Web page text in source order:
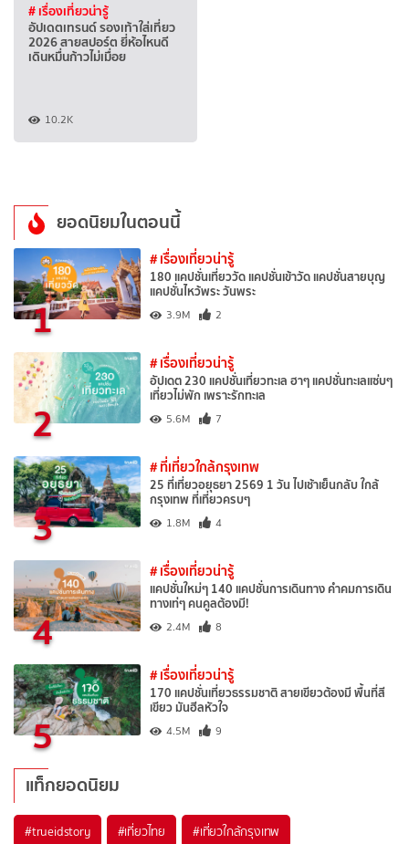
# เรื่องเที่ยวน่ารู้
อัปเดตเทรนด์ รองเท้าใส่เที่ยว
2026 สายสปอร์ต ยี่ห้อไหนดี
เดินหมื่นก้าวไม่เมื่อย
10.2K
ยอดนิยมในตอนนี้
1
# เรื่องเที่ยวน่ารู้
180 แคปชั่นเที่ยววัด แคปชั่นเข้าวัด แคปชั่นสายบุญ
แคปชั่นไหว้พระ วันพระ
3.9M 2
2
# เรื่องเที่ยวน่ารู้
อัปเดต 230 แคปชั่นเที่ยวทะเล ฮาๆ แคปชั่นทะเลแซ่บๆ
เที่ยวไม่พัก เพราะรักทะเล
5.6M 7
3
# ที่เที่ยวใกล้กรุงเทพ
25 ที่เที่ยวอยุธยา 2569 1 วัน ไปเช้าเย็นกลับ ใกล้
กรุงเทพ ที่เที่ยวครบๆ
1.8M 4
4
# เรื่องเที่ยวน่ารู้
แคปชั่นใหม่ๆ 140 แคปชั่นการเดินทาง คำคมการเดิน
ทางเท่ๆ คนคูลต้องมี!
2.4M 8
5
# เรื่องเที่ยวน่ารู้
170 แคปชั่นเที่ยวธรรมชาติ สายเขียวต้องมี พื้นที่สี
เขียว มันฮีลหัวใจ
4.5M 9
แท็กยอดนิยม
#trueidstory #เที่ยวไทย #เที่ยวใกล้กรุงเทพ